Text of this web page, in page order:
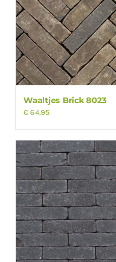
Waaltjes Brick 8023
€ 64,95